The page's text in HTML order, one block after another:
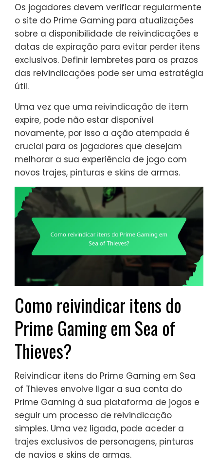
Os jogadores devem verificar regularmente
o site do Prime Gaming para atualizações
sobre a disponibilidade de reivindicações e
datas de expiração para evitar perder itens
exclusivos. Definir lembretes para os prazos
das reivindicações pode ser uma estratégia
útil.
Uma vez que uma reivindicação de item
expire, pode não estar disponível
novamente, por isso a ação atempada é
crucial para os jogadores que desejam
melhorar a sua experiência de jogo com
novos trajes, pinturas e skins de armas.
Como reivindicar itens do
Prime Gaming em Sea of
Thieves?
Reivindicar itens do Prime Gaming em Sea
of Thieves envolve ligar a sua conta do
Prime Gaming à sua plataforma de jogos e
seguir um processo de reivindicação
simples. Uma vez ligada, pode aceder a
trajes exclusivos de personagens, pinturas
de navios e skins de armas.